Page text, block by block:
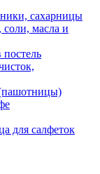
сахарницы
масла и
для салфеток